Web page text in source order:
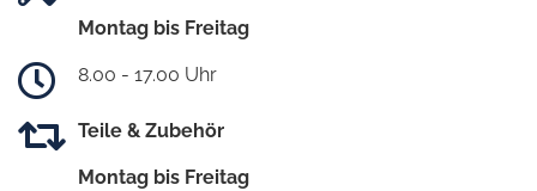
Montag bis Freitag
8.00 - 17.00 Uhr
Teile & Zubehör
Montag bis Freitag